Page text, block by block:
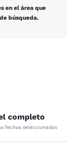
en el área que
búsqueda.
60 reseñas
completo
fechas seleccionadas